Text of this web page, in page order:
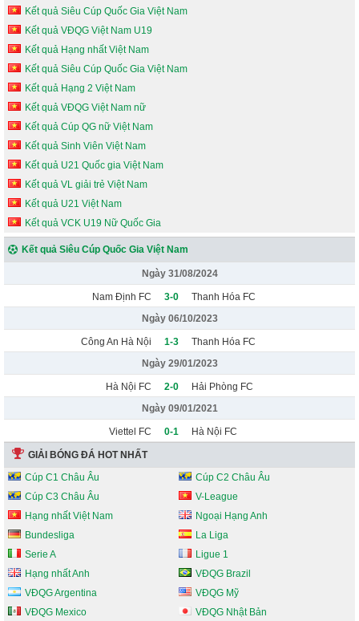
Kết quả Siêu Cúp Quốc Gia Việt Nam
Kết quả VĐQG Việt Nam U19
Kết quả Hạng nhất Việt Nam
Kết quả Siêu Cúp Quốc Gia Việt Nam
Kết quả Hạng 2 Việt Nam
Kết quả VĐQG Việt Nam nữ
Kết quả Cúp QG nữ Việt Nam
Kết quả Sinh Viên Việt Nam
Kết quả U21 Quốc gia Việt Nam
Kết quả VL giải trẻ Việt Nam
Kết quả U21 Việt Nam
Kết quả VCK U19 Nữ Quốc Gia
Kết quả Siêu Cúp Quốc Gia Việt Nam
Ngày 31/08/2024
Nam Định FC 3-0
Thanh Hóa FC
Ngày 06/10/2023
Công An Hà Nội 1-3
Thanh Hóa FC
Ngày 29/01/2023
Hà Nội FC 2-0
Hải Phòng FC
Ngày 09/01/2021
Viettel FC 0-1 Hà Nội FC
GIẢI BÓNG ĐÁ HOT NHẤT
Cúp C1 Châu Âu
Cúp C2 Châu Âu
Cúp C3 Châu Âu
V-League
Hạng nhất Việt Nam
Ngoại Hạng Anh
Bundesliga
La Liga
Serie A
Ligue 1
Hạng nhất Anh
VĐQG Brazil
VĐQG Argentina
VĐQG Mỹ
VĐQG Mexico
VĐQG Nhật Bản